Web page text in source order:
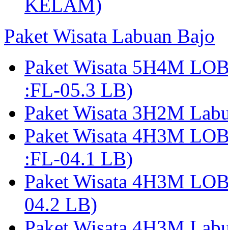
KELAM)
Paket Wisata Labuan Bajo
Paket Wisata 5H4M
:FL-05.3 LB)
Paket Wisata 3H2M
Paket Wisata 4H3M
:FL-04.1 LB)
Paket Wisata 4H3M
04.2 LB)